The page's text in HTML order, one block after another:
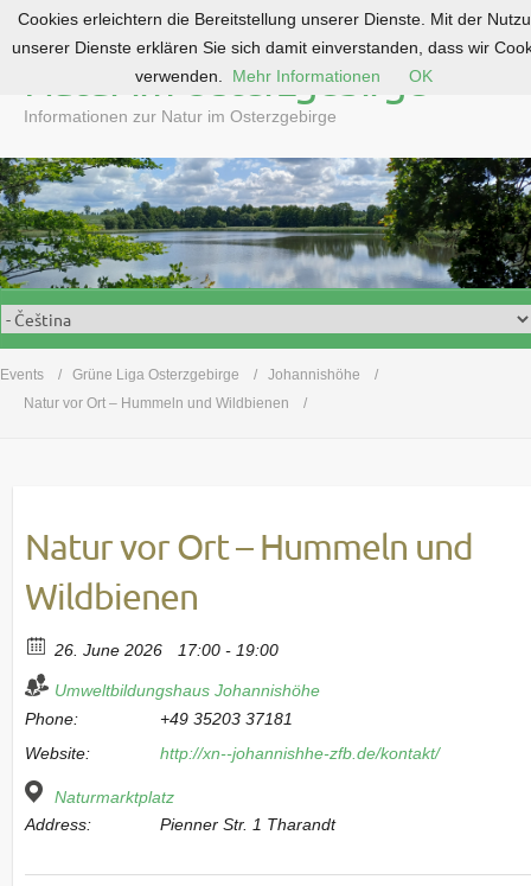
o
c
o
n
t
e
n
Natur im Osterzgebirge
Informationen zur Natur im Osterzgebirge
Events Grüne Liga Osterzgebirge
Johannishöhe
Natur vor Ort – Hummeln und Wildbienen
Natur vor Ort – Hummeln und
Wildbienen
26. June 2026 17:00 - 19:00
Umweltbildungshaus Johannishöhe
Phone:
+49 35203 37181
Website:
http://xn--johannishhe-zfb.de/kontakt/
Naturmarktplatz
Address:
Pienner Str. 1 Tharandt
Cookies erleichtern die Bereitstellung unserer Dienste. Mit der
unserer Dienste erklären Sie sich damit einverstanden, dass wir
verwenden.
Mehr Informationen OK